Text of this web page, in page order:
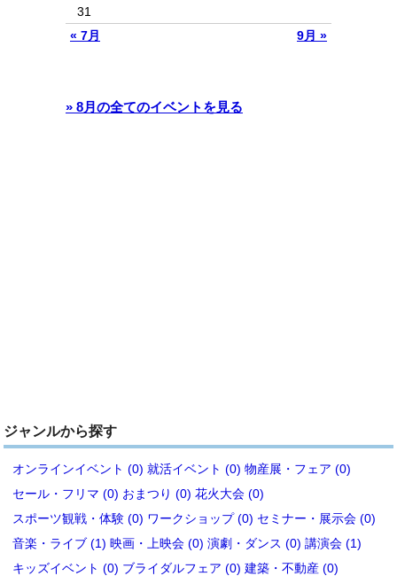
« 7月 9月 »
31
» 8月の全てのイベントを見る
ジャンルから探す
オンラインイベント (0) 就活イベント (0) 物産展・フェア (0)
セール・フリマ (0) おまつり (0) 花火大会 (0)
スポーツ観戦・体験 (0) ワークショップ (0) セミナー・展示会 (0)
音楽・ライブ (1) 映画・上映会 (0) 演劇・ダンス (0) 講演会 (1)
キッズイベント (0) ブライダルフェア (0) 建築・不動産 (0)